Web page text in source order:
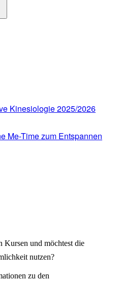
Kinesiologie 2025/2026
Me-Time zum Entspannen
Kursen und möchtest die
nutzen?
zu den